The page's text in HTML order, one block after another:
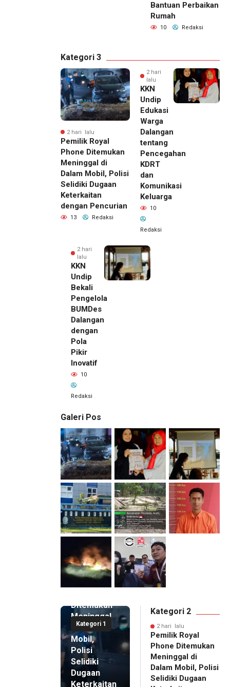
Bantuan Perbaikan
Rumah
10 Redaksi
Kategori 3
2 hari lalu
Pemilik Royal
Phone Ditemukan
Meninggal di
Dalam Mobil, Polisi
Selidiki Dugaan
Keterkaitan
dengan Pencurian
13 Redaksi
2 hari
lalu
KKN
Undip
Edukasi
Warga
Dalangan
tentang
Pencegahan
KDRT
dan
Komunikasi
Keluarga
10
Redaksi
2 hari
lalu
KKN
Undip
Bekali
Pengelola
BUMDes
Dalangan
dengan
Pola
Pikir
Inovatif
10
Redaksi
Galeri Pos
Kategori 1
2 hari lalu
Pemilik
Ditemukan
Meninggal
di Dalam
Mobil,
Polisi
Selidiki
Dugaan
Keterkaitan
Kategori 2
2 hari lalu
Pemilik Royal
Phone Ditemukan
Meninggal di
Dalam Mobil, Polisi
Selidiki Dugaan